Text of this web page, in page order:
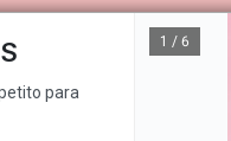
para que te sientas más en
para
1 / 6
DE VENTA